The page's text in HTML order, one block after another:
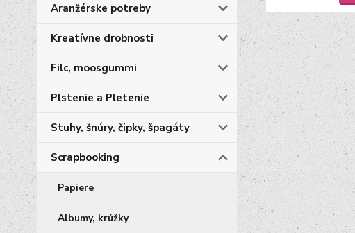
Aranžérske potreby
Kreatívne drobnosti
Filc, moosgummi
Plstenie a Pletenie
Stuhy, šnúry, čipky, špagáty
Scrapbooking
Papiere
Albumy, krúžky